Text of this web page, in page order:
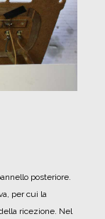
posteriore.
per cui la
ricezione. Nel